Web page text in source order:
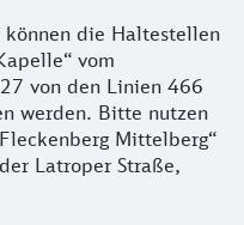
können die Haltestellen
vom
von den Linien 466
werden. Bitte nutzen
Mittelberg“
Latroper Straße,